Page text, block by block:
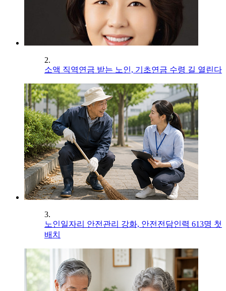
2.
소액 직역연금 받는 노인, 기초연금 수령 길 열린다
3.
노인일자리 안전관리 강화, 안전전담인력 613명 첫
배치